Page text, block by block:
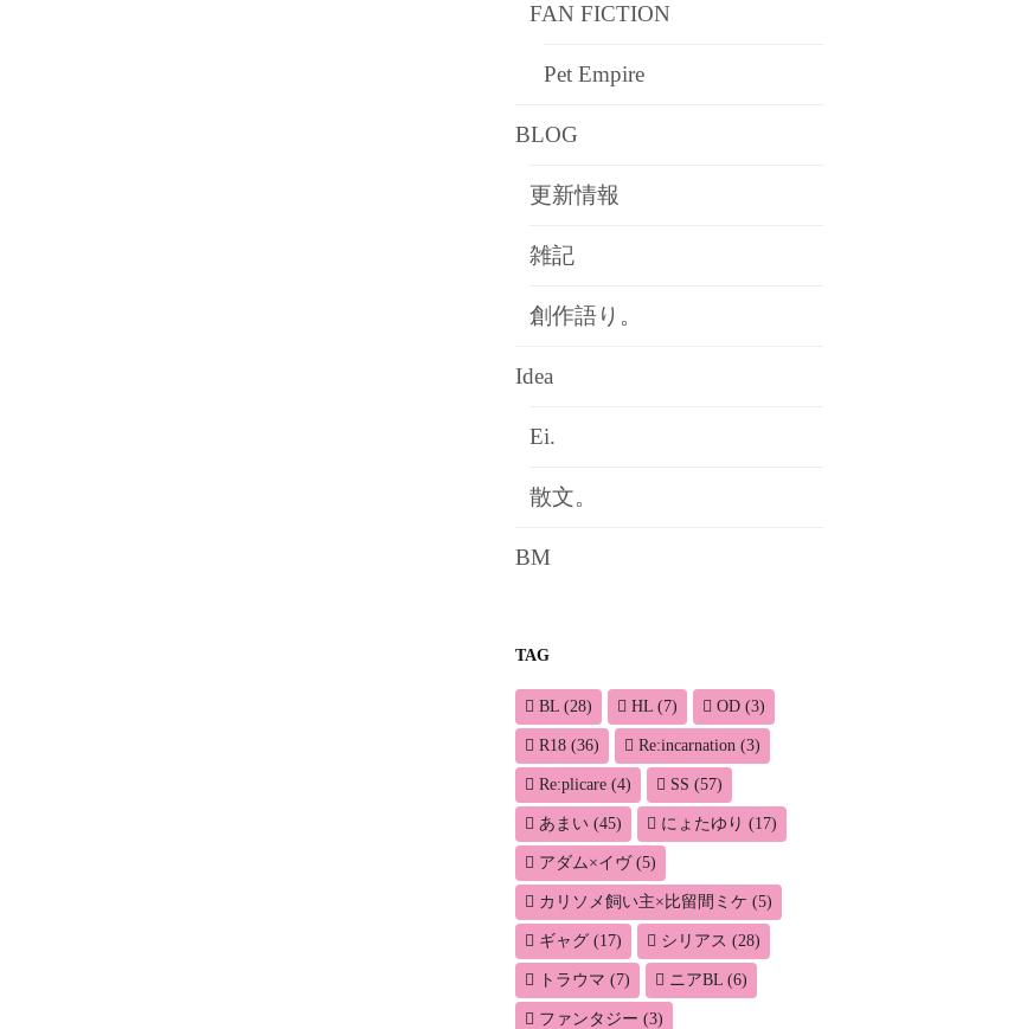
FAN FICTION
Pet Empire
BLOG
更新情報
雑記
創作語り。
Idea
Ei.
散文。
BM
TAG
BL (28) HL (7) OD (3)
R18 (36) Re:incarnation (3)
Re:plicare (4) SS (57)
あまい (45) にょたゆり (17)
アダム×イヴ(5)
カリソメ飼い主×比留間ミケ (5)
ギャグ (17) シリアス (28)
トラウマ (7) ニアBL (6)
ファンタジー (3)